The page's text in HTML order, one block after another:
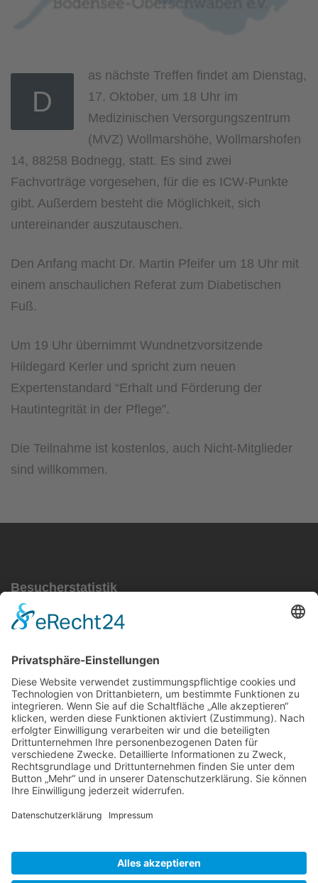
D
as nächste Treffen findet am Dienstag,
17. Oktober, um 18 Uhr im
Medizinischen Versorgungszentrum
(MVZ) Wollmarshöhe, Wollmarshofen
14, 88258 Bodnegg, statt. Es sind zwei
Fachvorträge vorgesehen, für die es ICW-Punkte
gibt. Außerdem besteht die Möglichkeit, sich
untereinander auszutauschen.
Den Anfang macht Dr. Martin Pfeifer um 18 Uhr mit
einem anschaulichen Referat zum Diabetischen
Fuß.
Um 19 Uhr übernimmt Wundnetzvorsitzende
Hildegard Kerler und spricht zum neuen
Expertenstandard “Erhalt und Förderung der
Hautintegrität in der Pflege”.
Die Teilnahme ist kostenlos, auch Nicht-Mitglieder
sind willkommen.
Besucherstatistik
111633
Besucher gesamt:
KONTAKT IMPRESSUM DATENSCHUTZ
VEREINSSATZUNG KOOPERATIONEN
MITGLIED WERDEN LOGIN
Adresse: Wundnetz Bodensee-Oberschwaben | Postfach 25 04 |
1. Vorsitzende: Hildegard Kerler
E-Mail: info@wundnetz-bodensee-oberschwaben.de